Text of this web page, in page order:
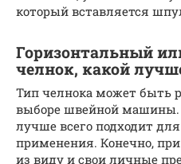
который вставляется
Горизонтальный
челнок, какой
Тип челнока может
выборе швейной
лучше всего подходит для
применения. Конечно,
из виду и свои личные